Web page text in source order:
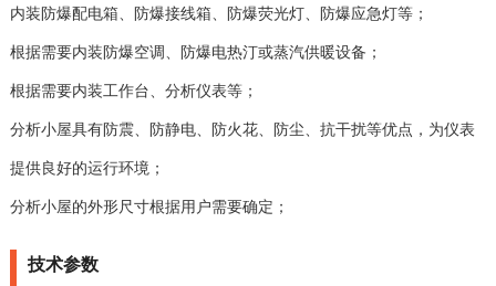
内装防爆配电箱、防爆接线箱、防爆荧光灯、防爆应急灯等；
根据需要内装防爆空调、防爆电热汀或蒸汽供暖设备；
根据需要内装工作台、分析仪表等；
分析小屋具有防震、防静电、防火花、防尘、抗干扰等优点，为仪表
提供良好的运行环境；
分析小屋的外形尺寸根据用户需要确定；
技术参数